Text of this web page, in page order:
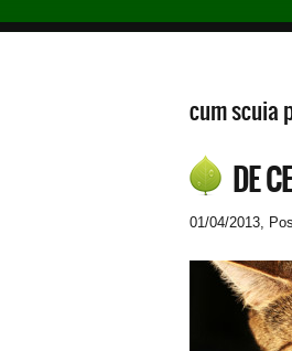
cum scuia
DE
01/04/2013,